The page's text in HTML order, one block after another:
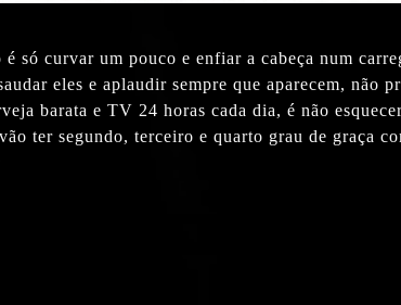
só curvar um pouco e enfiar a cabeça num
eles e aplaudir sempre que aparecem,
barata e TV 24 horas cada dia, é não
ter segundo, terceiro e quarto grau de graça